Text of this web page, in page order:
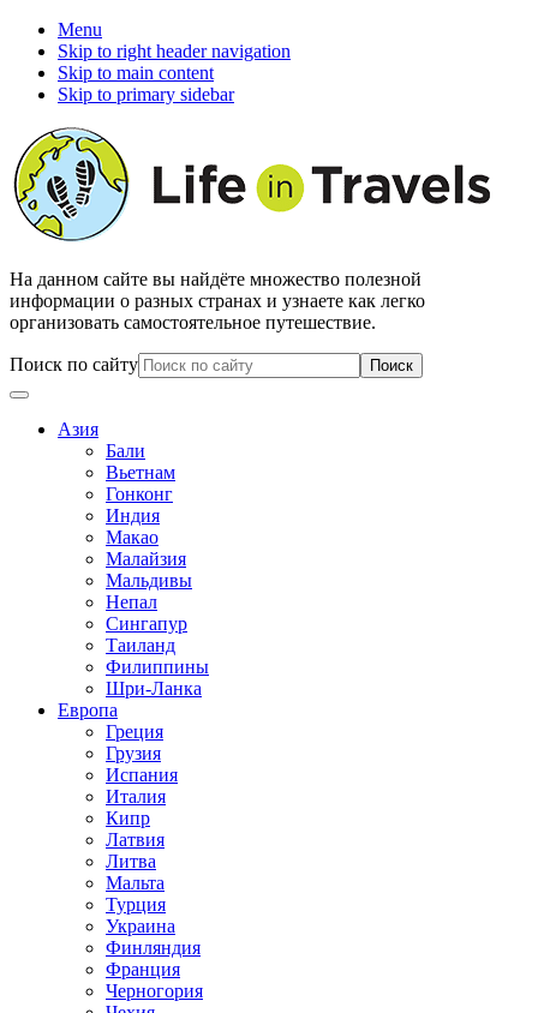
Menu
Skip to right header navigation
Skip to main content
Skip to primary sidebar
На данном сайте вы найдёте множество полезной
информации о разных странах и узнаете как легко
организовать самостоятельное путешествие.
Поиск по сайту
Азия
Бали
Вьетнам
Гонконг
Индия
Макао
Малайзия
Мальдивы
Непал
Сингапур
Таиланд
Филиппины
Шри-Ланка
Европа
Греция
Грузия
Испания
Италия
Кипр
Латвия
Литва
Мальта
Турция
Украина
Финляндия
Франция
Черногория